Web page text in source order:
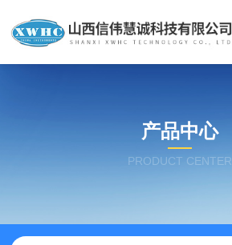
产品中心
PRODUCT CENTER